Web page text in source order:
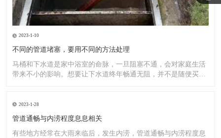
2023-1-10
不同的管道堵塞，要用不同的方法处理
马桶和下水道是家中浴室的命脉，一旦阻塞不通，会对家庭生活
带来不小的影响。想要让下水道终年畅通无阻，并不是随便买一
2023-1-28
管道通畅与内涝程度息息相关
有些地方经常在大雨来临后，发生内涝，管道通畅与内涝程度息